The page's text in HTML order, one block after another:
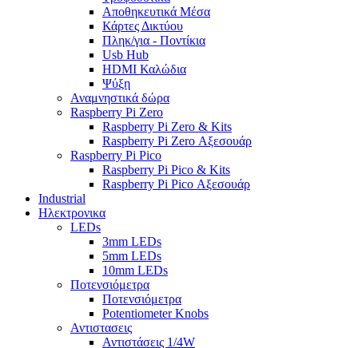
Αποθηκευτικά Μέσα
Κάρτες Δικτύου
Πληκ/για - Ποντίκια
Usb Hub
HDMI Καλώδια
Ψύξη
Αναμνηστικά δώρα
Raspberry Pi Zero
Raspberry Pi Zero & Kits
Raspberry Pi Zero Αξεσουάρ
Raspberry Pi Pico
Raspberry Pi Pico & Kits
Raspberry Pi Pico Αξεσουάρ
Industrial
Ηλεκτρονικα
LEDs
3mm LEDs
5mm LEDs
10mm LEDs
Ποτενσιόμετρα
Ποτενσιόμετρα
Potentiometer Knobs
Αντιστασεις
Αντιστάσεις 1/4W